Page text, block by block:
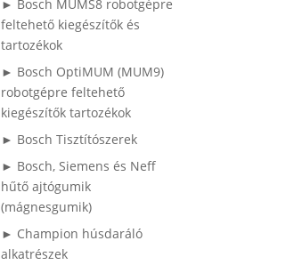
► Bosch MUMS8 robotgépre
feltehető kiegészítők és
tartozékok
► Bosch OptiMUM (MUM9)
robotgépre feltehető
kiegészítők tartozékok
► Bosch Tisztítószerek
► Bosch, Siemens és Neff
hűtő ajtógumik
(mágnesgumik)
► Champion húsdaráló
alkatrészek